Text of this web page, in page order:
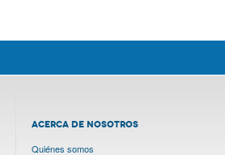
ACERCA DE NOSOTROS
Quiénes somos